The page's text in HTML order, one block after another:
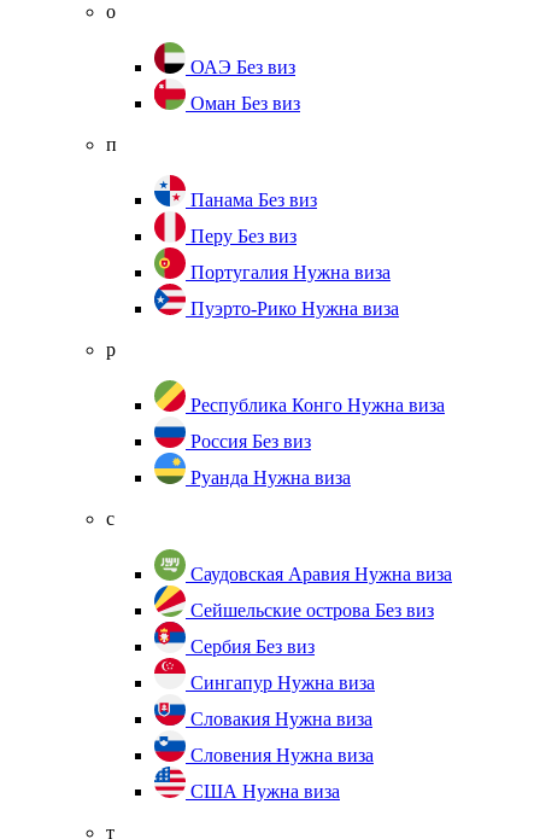
о
ОАЭ Без виз
Оман Без виз
п
Панама Без виз
Перу Без виз
Португалия Нужна виза
Пуэрто-Рико Нужна виза
р
Республика Конго Нужна виза
Россия Без виз
Руанда Нужна виза
с
Саудовская Аравия Нужна виза
Сейшельские острова Без виз
Сербия Без виз
Сингапур Нужна виза
Словакия Нужна виза
Словения Нужна виза
США Нужна виза
т